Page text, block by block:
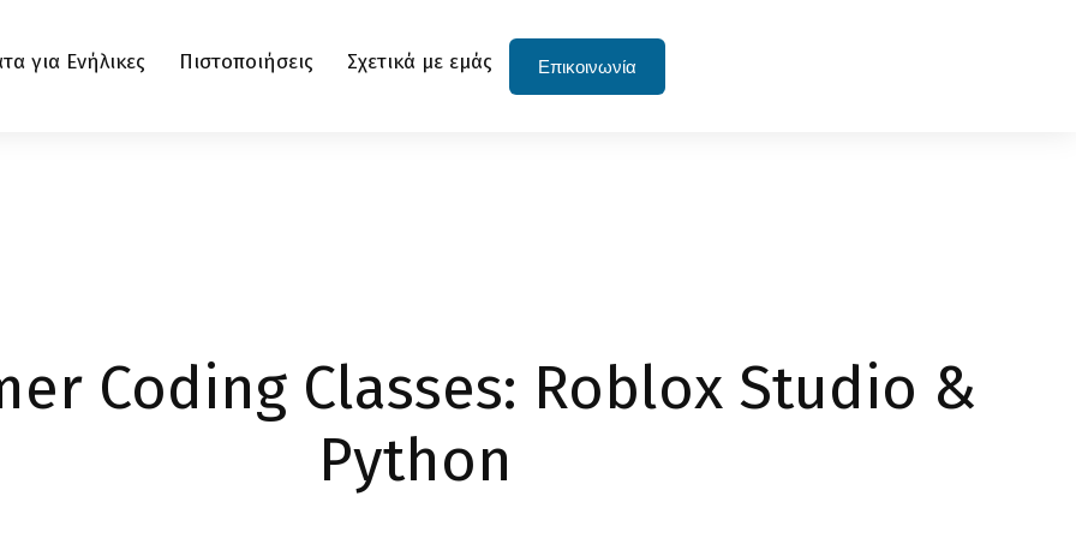
για Ενήλικες Πιστοποιήσεις Σχετικά με εμάς Επικοινωνία
Coding Classes: Roblox Studio &
Python